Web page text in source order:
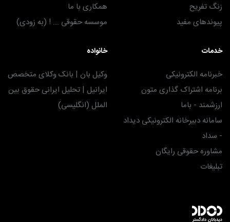
زنگ تفریح
پیوندهای مفید
همکاری با ما
موسسه حقوقی ... ! (به زودی)
خدمات
خبرنامه الکترونیکی
برنامه اشتراک گذاری متون
ارزشمند - باما
سامانه دبیرخانه الکترونیکی دیداد
- سداد
مشاوره حقوقی رایگان
تبلیغات
خانواده
وکیل بان | بانک وکلای متخصص
ایرانیل | تحلیل ایرانی حقوق بین
الملل (انگلیسی)